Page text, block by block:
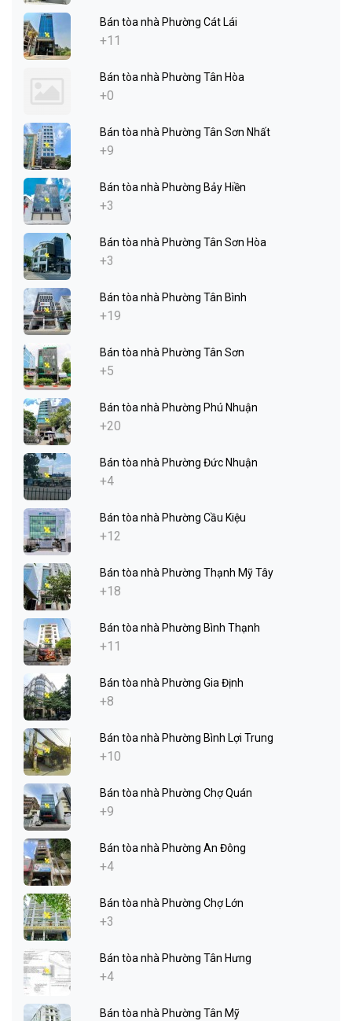
Bán tòa nhà Phường Cát Lái
+11
Bán tòa nhà Phường Tân Hòa
+0
Bán tòa nhà Phường Tân Sơn Nhất
+9
Bán tòa nhà Phường Bảy Hiền
+3
Bán tòa nhà Phường Tân Sơn Hòa
+3
Bán tòa nhà Phường Tân Bình
+19
Bán tòa nhà Phường Tân Sơn
+5
Bán tòa nhà Phường Phú Nhuận
+20
Bán tòa nhà Phường Đức Nhuận
+4
Bán tòa nhà Phường Cầu Kiệu
+12
Bán tòa nhà Phường Thạnh Mỹ Tây
+18
Bán tòa nhà Phường Bình Thạnh
+11
Bán tòa nhà Phường Gia Định
+8
Bán tòa nhà Phường Bình Lợi Trung
+10
Bán tòa nhà Phường Chợ Quán
+9
Bán tòa nhà Phường An Đông
+4
Bán tòa nhà Phường Chợ Lớn
+3
Bán tòa nhà Phường Tân Hưng
+4
Bán tòa nhà Phường Tân Mỹ